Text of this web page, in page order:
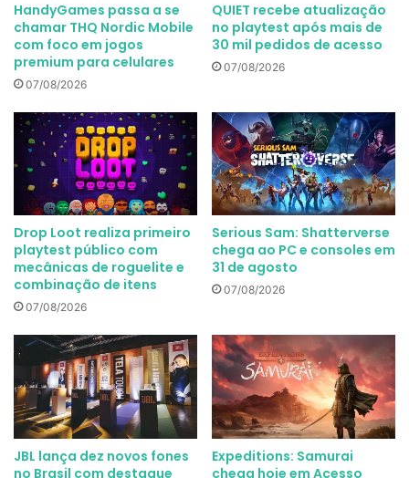
HandyGames passa a se
chamar THQ Nordic Mobile
com foco em jogos
premium para celulares
07/08/2026
QUIET recebe atualização
no playtest após mais de
30 mil pedidos de acesso
07/08/2026
Drop Loot realiza primeiro
playtest público com
mecânicas de roguelite e
combinação de itens
07/08/2026
Serious Sam: Shatterverse
chega ao PC e consoles em
31 de agosto
07/08/2026
JBL lança dez novos fones
no Brasil com destaque
Expeditions: Samurai
chega hoje em Acesso